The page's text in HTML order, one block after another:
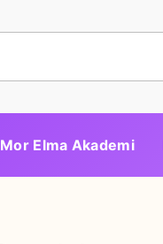
Mor Elma Akademi